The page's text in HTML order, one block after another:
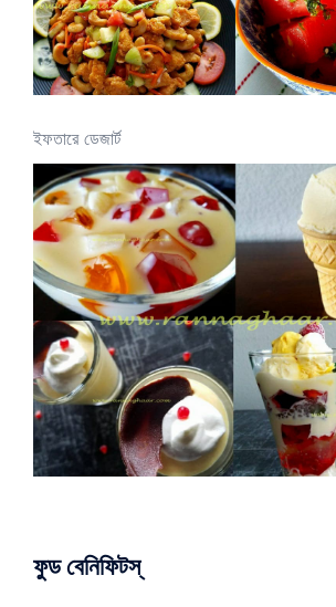
ইফতারে ডেজার্ট
ফুড বেনিফিটস্